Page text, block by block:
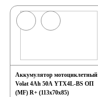
Аккумулятор мотоциклетный
Volat 4Ah 50А YTX4L-BS ОП
(MF) R+ (113x70x85)